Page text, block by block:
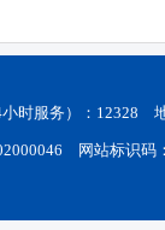
小时服务）：12328
网站标识码